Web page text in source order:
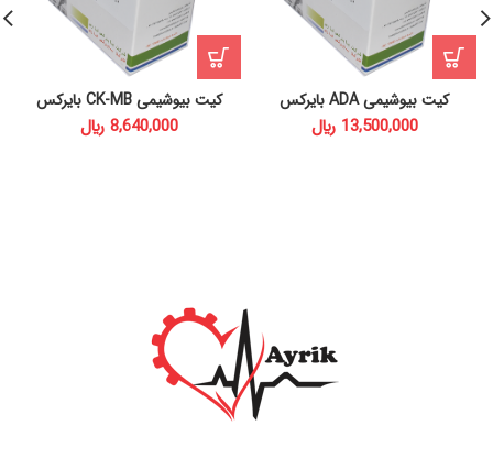
کیت بیوشیمی ADA بایرکس
﷼
کیت بیوشیمی CK-MB بایرکس
﷼